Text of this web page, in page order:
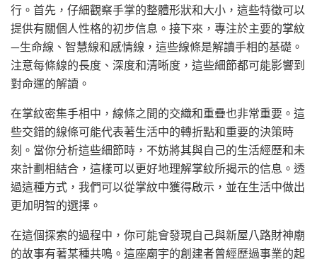
行。首先，仔細觀察手掌的整體形狀和大小，這些特徵可以
提供有關個人性格的初步信息。接下來，專注於主要的掌紋
—生命線、智慧線和感情線，這些線條是解讀手相的基礎。
注意每條線的長度、深度和清晰度，這些細節都可能影響到
對命運的解讀。
在掌紋密集手相中，線條之間的交織和重疊也非常重要。這
些交錯的線條可能代表著生活中的轉折點和重要的決策時
刻。當你分析這些細節時，不妨將其與自己的生活經歷和未
來計劃相結合，這樣可以更好地理解掌紋所揭示的信息。透
過這種方式，我們可以從掌紋中獲得啟示，並在生活中做出
更加明智的選擇。
在這個探索的過程中，你可能會發現自己與新屋八路財神廟
的故事有著某種共鳴。這座廟宇的創建者曾經歷過事業的起